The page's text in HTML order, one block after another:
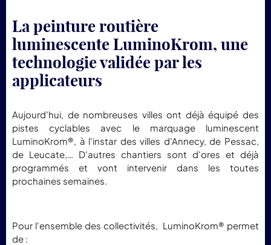
La peinture routière
luminescente LuminoKrom, une
technologie validée par les
applicateurs
Aujourd'hui, de nombreuses villes ont déjà équipé des
pistes cyclables avec le marquage luminescent
LuminoKrom®, à l'instar des villes d'Annecy, de Pessac,
de Leucate,… D'autres chantiers sont d'ores et déjà
programmés et vont intervenir dans les toutes
prochaines semaines.
Pour l'ensemble des collectivités, LuminoKrom® permet
de :